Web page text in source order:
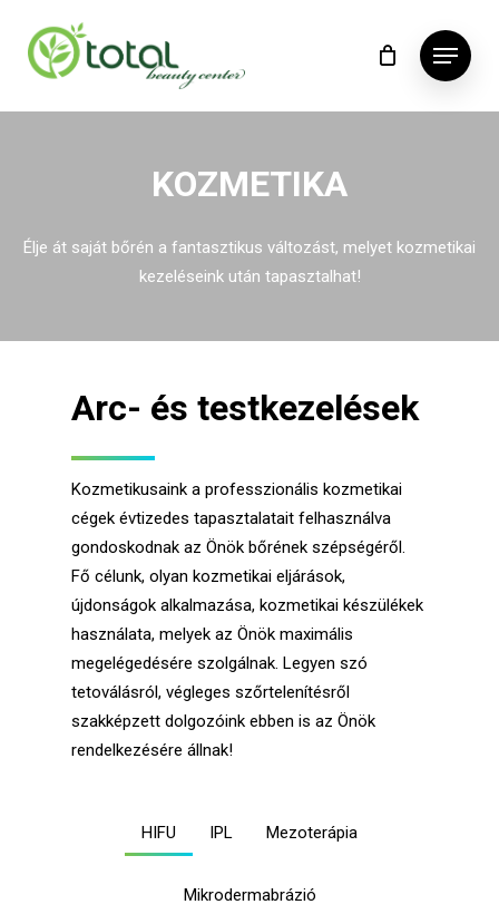
main
Menu
KOZMETIKA
Élje át saját bőrén a fantasztikus változást, melyet kozmetikai
kezeléseink után tapasztalhat!
Arc- és testkezelések
Kozmetikusaink a professzionális kozmetikai
cégek évtizedes tapasztalatait felhasználva
gondoskodnak az Önök bőrének szépségéről.
Fő célunk, olyan kozmetikai eljárások,
újdonságok alkalmazása, kozmetikai készülékek
használata, melyek az Önök maximális
megelégedésére szolgálnak. Legyen szó
tetoválásról, végleges szőrtelenítésről
szakképzett dolgozóink ebben is az Önök
rendelkezésére állnak!
HIFU IPL Mezoterápia
Mikrodermabrázió